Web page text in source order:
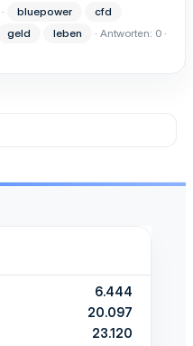
bluepower
cfd
geld leben
Antworten: 0
6.444
20.097
23.120